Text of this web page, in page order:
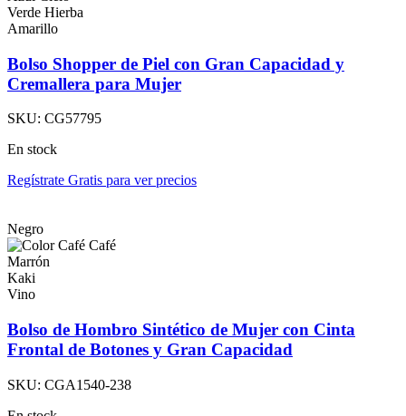
Verde Hierba
Amarillo
Bolso Shopper de Piel con Gran Capacidad y
Cremallera para Mujer
SKU: CG57795
En stock
Regístrate Gratis para ver precios
Negro
Café
Marrón
Kaki
Vino
Bolso de Hombro Sintético de Mujer con Cinta
Frontal de Botones y Gran Capacidad
SKU: CGA1540-238